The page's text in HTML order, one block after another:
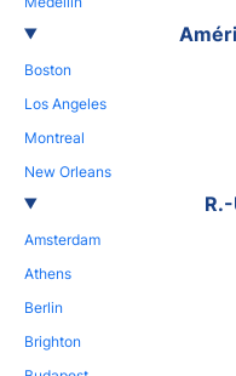
Boston
Los Angeles
Montreal
New Orleans
Amsterdam
Athens
Berlin
Brighton